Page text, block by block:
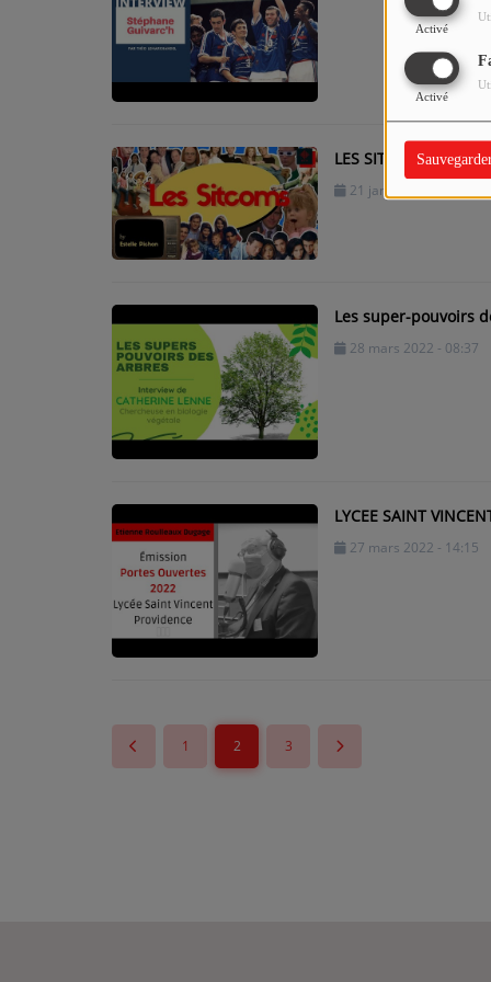
Activé
Activé
LES SITCOMS
21 janvier 2026 - 19:35
Les super-pouvoirs
28 mars 2022 - 08:37
LYCEE SAINT
27 mars 2022 - 14:15
1 2 3